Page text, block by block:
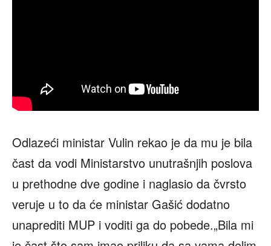
Odlazeći ministar Vulin rekao je da mu je bila
čast da vodi Ministarstvo unutrašnjih poslova
u prethodne dve godine i naglasio da čvrsto
veruje u to da će ministar Gašić dodatno
unaprediti MUP i voditi ga do pobede.„Bila mi